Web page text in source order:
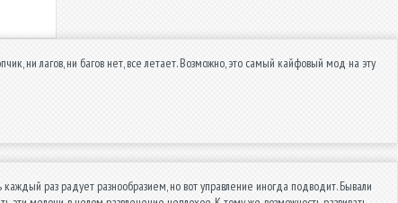
ни лагов, ни багов нет, все летает. Возможно, это самый кайфовый мод на эту
раз радует разнообразием, но вот управление иногда подводит. Бывали